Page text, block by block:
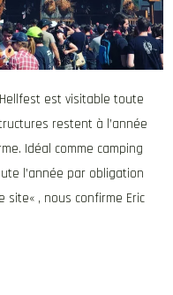
est visitable toute
restent à l’année
Idéal comme camping
l’année par obligation
site« , nous confirme Eric